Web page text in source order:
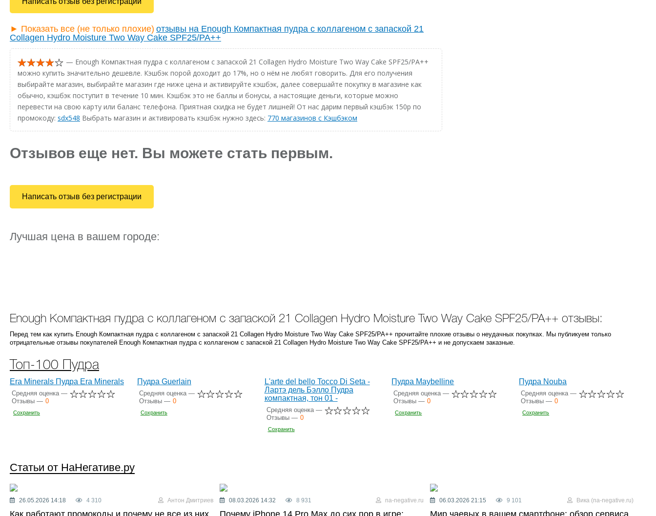
► Показать все (не только плохие) отзывы на Enough Компактная пудра с коллагеном с запаской 21
Collagen Hydro Moisture Two Way Cake SPF25/PA++
— Enough Компактная пудра с коллагеном с запаской 21 Collagen Hydro Moisture Two Way Cake SPF25/PA++
можно купить значительно дешевле. Кэшбэк порой доходит до 17%, но о нём не любят говорить. Для его получения
выбирайте магазин, выбирайте магазин где ниже цена и активируйте кэшбэк, далее совершайте покупку в магазине как
обычно, кэшбэк поступит в течение 10 мин. Кэшбэк это не баллы и бонусы, а настоящие деньги, которые можно
перевести на свою карту или баланс телефона. Приятная скидка не будет лишней! От нас дарим первый кэшбэк 150р по
промокоду: sdx548 Выбрать магазин и активировать кэшбэк нужно здесь: 770 магазинов с Кэшбэком
Отзывов еще нет. Вы можете стать первым.
Написать отзыв без регистрации
Лучшая цена в вашем городе:
Enough Компактная пудра с коллагеном с запаской 21 Collagen Hydro Moisture Two Way Cake SPF25/PA++ отзывы:
Перед тем как купить Enough Компактная пудра с коллагеном с запаской 21 Collagen Hydro Moisture Two Way Cake SPF25/PA++ прочитайте плохие отзывы о неудачных покупках. Мы публикуем только
отрицательные отзывы покупателей Enough Компактная пудра с коллагеном с запаской 21 Collagen Hydro Moisture Two Way Cake SPF25/PA++ и не допускаем заказные.
Топ-100 Пудра
Era Minerals Пудра Era Minerals
Средняя оценка —
Отзывы — 0
Сохранить
Пудра Guerlain
Средняя оценка —
Отзывы — 0
Сохранить
L'arte del bello Tocco Di Seta -
Лартэ дель Бэлло Пудра
компактная, тон 01 -
Средняя оценка —
Отзывы — 0
Сохранить
Пудра Maybelline
Средняя оценка —
Отзывы — 0
Сохранить
Пудра Nouba
Средняя оценка —
Отзывы — 0
Сохранить
Статьи от НаНегативе.ру
26.05.2026 14:18 4 310 Антон Дмитриев
Как работают промокоды и почему не все из них
08.03.2026 14:32 8 931 na-negative.ru
Почему iPhone 14 Pro Max до сих пор в игре:
06.03.2026 21:15 9 101 Вика (na-negative.ru)
Мир чаевых в вашем смартфоне: обзор сервиса